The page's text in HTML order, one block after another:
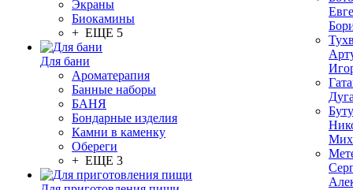
Экраны
Биокамины
+ ЕЩЕ 5
Для бани
Ароматерапия
Банные наборы
БАНЯ
Бондарные изделия
Камни в каменку
Обереги
+ ЕЩЕ 3